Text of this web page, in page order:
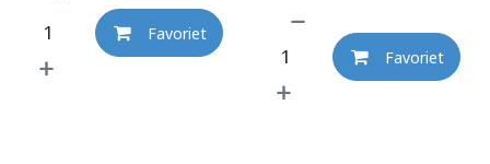
Favoriet
Favoriet